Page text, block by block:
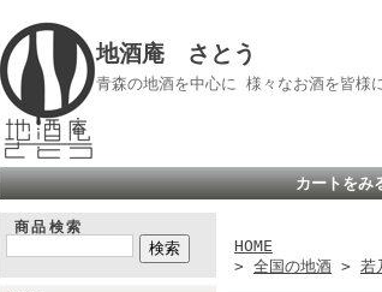
地酒庵 さとう
青森の地酒を中心に 様々なお酒を皆様に
カートをみ
商品検索
HOME
> 全国の地酒 > 若